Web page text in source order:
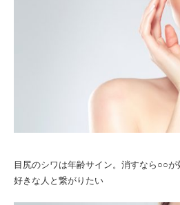
目尻のシワは年齢サイン。消すなら○○
好きな人と繋がりたい